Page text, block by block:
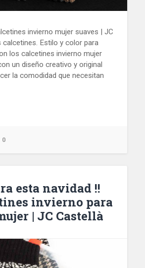
invierno mujer suaves | JC
Estilo y color para
los calcetines invierno mujer
un diseño creativo y original
la comodidad que necesitan
0
esta navidad !!
invierno para
| JC Castellà